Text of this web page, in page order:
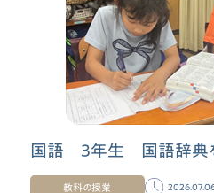
国語 3年生 国語辞典
教科の授業